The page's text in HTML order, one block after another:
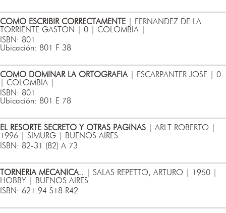
COMO ESCRIBIR CORRECTAMENTE | FERNANDEZ DE LA
TORRIENTE GASTON | 0 | COLOMBIA |
ISBN: 801
Ubicación: 801 F 38
COMO DOMINAR LA ORTOGRAFIA | ESCARPANTER JOSE | 0
| COLOMBIA |
ISBN: 801
Ubicación: 801 E 78
EL RESORTE SECRETO Y OTRAS PAGINAS | ARLT ROBERTO |
1996 | SIMURG | BUENOS AIRES
ISBN: 82-31 (82) A 73
TORNERIA MECANICA.. | SALAS REPETTO, ARTURO | 1950 |
HOBBY | BUENOS AIRES
ISBN: 621.94 S18 R42